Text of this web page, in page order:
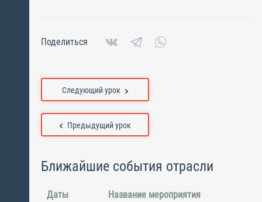
Поделиться
Предыдущий урок
Следующий урок
Ближайшие события отрасли
Даты Название мероприятия